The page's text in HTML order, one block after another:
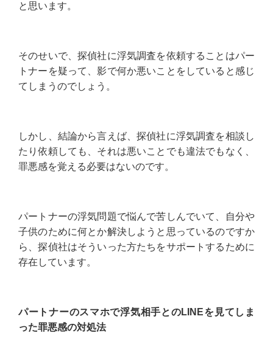
と思います。
そのせいで、探偵社に浮気調査を依頼することはパー
トナーを疑って、影で何か悪いことをしていると感じ
てしまうのでしょう。
しかし、結論から言えば、探偵社に浮気調査を相談し
たり依頼しても、それは悪いことでも違法でもなく、
罪悪感を覚える必要はないのです。
パートナーの浮気問題で悩んで苦しんでいて、自分や
子供のために何とか解決しようと思っているのですか
ら、探偵社はそういった方たちをサポートするために
存在しています。
パートナーのスマホで浮気相手とのLINEを見てしま
った罪悪感の対処法